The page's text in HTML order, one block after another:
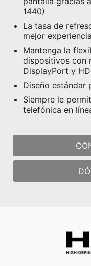
1440)
La tasa de
mejor
Mantenga la
dispositivos con
DisplayPort y
Diseño estándar
Siempre le
telefónica en